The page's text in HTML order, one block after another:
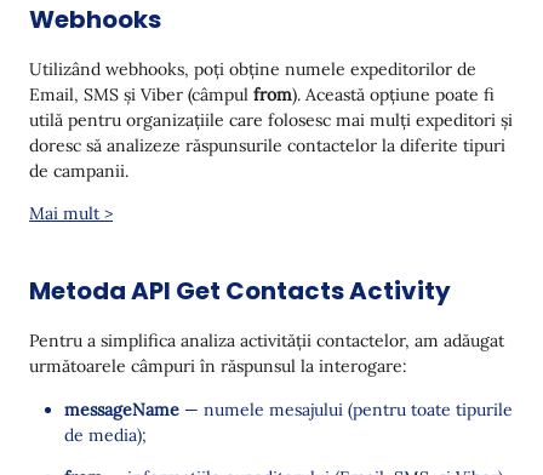
        {
            "value": site@en.net
        }
    ]
Webhooks
Utilizând webhooks, poți obține numele expeditorilor de
Email, SMS și Viber (câmpul from). Această opțiune poate fi
utilă pentru organizațiile care folosesc mai mulți expeditori și
doresc să analizeze răspunsurile contactelor la diferite tipuri
de campanii.
Mai mult >
Metoda API Get Contacts Activity
Pentru a simplifica analiza activității contactelor, am adăugat
următoarele câmpuri în răspunsul la interogare:
messageName — numele mesajului (pentru toate tipurile
de media);